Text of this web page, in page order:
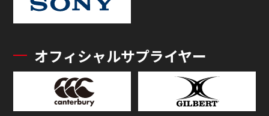
オフィシャルサプライヤー